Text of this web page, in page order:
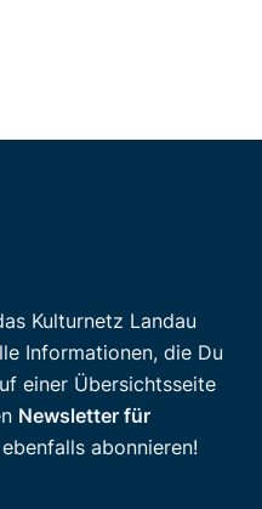
Kulturnetz Landau
Informationen, die Du
einer Übersichtsseite
Newsletter für
abonnieren!